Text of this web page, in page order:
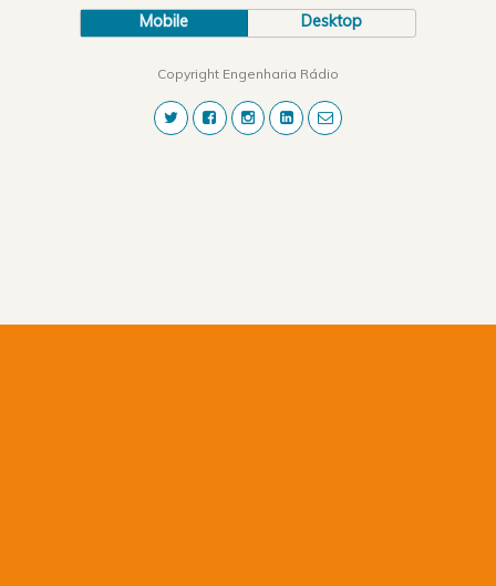
Mobile Desktop
Copyright Engenharia Rádio